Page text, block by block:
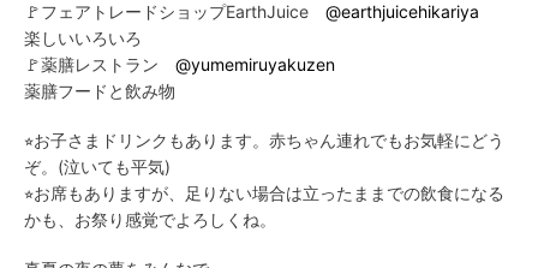
🚩フェアトレードショップEarthJuice @earthjuicehikariya
楽しいいろいろ
🚩薬膳レストラン @yumemiruyakuzen
薬膳フードと飲み物
⭐︎お子さまドリンクもあります。赤ちゃん連れでもお気軽にどう
ぞ。(泣いても平気)
⭐︎お席もありますが、足りない場合は立ったままでの飲食になる
かも、お祭り感覚でよろしくね。